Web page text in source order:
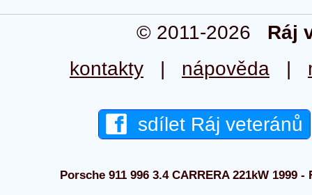
© 2011-2026 Ráj
kontakty | nápověda |
sdílet Ráj veteránů
Porsche 911 996 3.4 CARRERA 221kW 1999